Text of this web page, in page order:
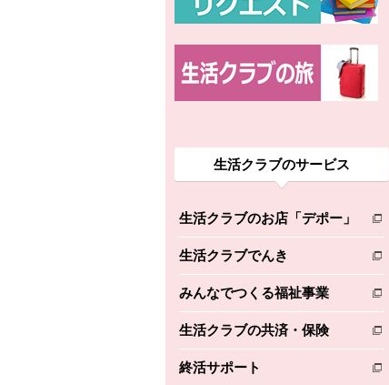
生活クラブのサービス
生活クラブのお店「デポー」
別のウィンドウで開きます。
生活クラブでんき
別のウィンドウで開きます。
みんなでつくる福祉事業
別のウィンドウで開きます。
生活クラブの共済・保険
別のウィンドウで開きます。
終活サポート
別のウィンドウで開きます。